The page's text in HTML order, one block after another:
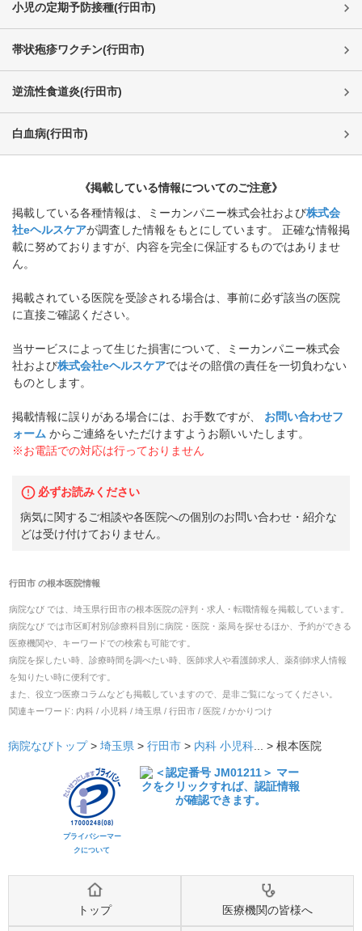
小児の定期予防接種(行田市)
帯状疱疹ワクチン(行田市)
逆流性食道炎(行田市)
白血病(行田市)
《掲載している情報についてのご注意》
掲載している各種情報は、ミーカンパニー株式会社および株式会
社eヘルスケアが調査した情報をもとにしています。 正確な情報掲
載に努めておりますが、内容を完全に保証するものではありませ
ん。
掲載されている医院を受診される場合は、事前に必ず該当の医院
に直接ご確認ください。
当サービスによって生じた損害について、ミーカンパニー株式会
社および株式会社eヘルスケアではその賠償の責任を一切負わない
ものとします。
掲載情報に誤りがある場合には、お手数ですが、
お問い合わせフ
ォーム からご連絡をいただけますようお願いいたします。
※お電話での対応は行っておりません
必ずお読みください
病気に関するご相談や各医院への個別のお問い合わせ・紹介な
どは受け付けておりません。
行田市の根本医院情報
病院なび では、 埼玉県行田市の根本医院の評判・求人・転職情報を掲載しています。
病院なび では市区町村別/診療科目別に病院・医院・薬局を探せるほか、予約ができる
医療機関や、キーワードでの検索も可能です。
病院を探したい時、診療時間を調べたい時、医師求人や看護師求人、薬剤師求人情報
を知りたい時に便利です。
また、役立つ医療コラムなども掲載していますので、是非ご覧になってください。
関連キーワード: 内科 / 小児科 / 埼玉県 / 行田市 / 医院 / かかりつけ
病院なびトップ> 埼玉県 > 行田市 > 内科 小児科 ... > 根本医院
プライバシーマー
クについて
トップ 医療機関の皆様へ